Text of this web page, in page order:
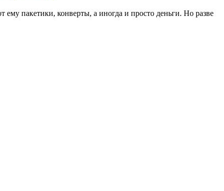
пакетики, конверты, а иногда и просто деньги. Но разве